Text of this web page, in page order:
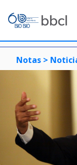
Notas >